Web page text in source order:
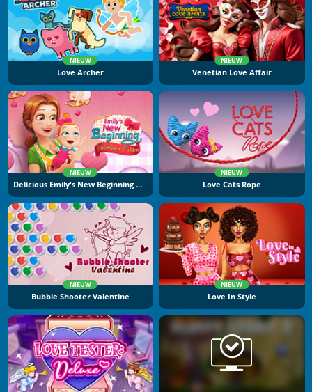
NIEUW
Love Archer
NIEUW
Venetian Love Affair
NIEUW
Delicious Emily's New Beginning Valentine's Edition
NIEUW
Love Cats Rope
NIEUW
Bubble Shooter Valentine
NIEUW
Love In Style